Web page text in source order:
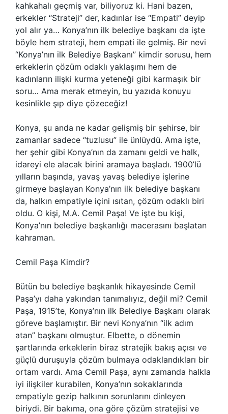
kahkahalı geçmiş var, biliyoruz ki. Hani bazen,
erkekler “Strateji” der, kadınlar ise “Empati” deyip
yol alır ya… Konya’nın ilk belediye başkanı da işte
böyle hem strateji, hem empati ile gelmiş. Bir nevi
“Konya’nın ilk Belediye Başkanı” kimdir sorusu, hem
erkeklerin çözüm odaklı yaklaşımı hem de
kadınların ilişki kurma yeteneği gibi karmaşık bir
soru… Ama merak etmeyin, bu yazıda konuyu
kesinlikle şıp diye çözeceğiz!
Konya, şu anda ne kadar gelişmiş bir şehirse, bir
zamanlar sadece “tuzlusu” ile ünlüydü. Ama işte,
her şehir gibi Konya’nın da zamanı geldi ve halk,
idareyi ele alacak birini aramaya başladı. 1900’lü
yılların başında, yavaş yavaş belediye işlerine
girmeye başlayan Konya’nın ilk belediye başkanı
da, halkın empatiyle içini ısıtan, çözüm odaklı biri
oldu. O kişi, M.A. Cemil Paşa! Ve işte bu kişi,
Konya’nın belediye başkanlığı macerasını başlatan
kahraman.
Cemil Paşa Kimdir?
Bütün bu belediye başkanlık hikayesinde Cemil
Paşa’yı daha yakından tanımalıyız, değil mi? Cemil
Paşa, 1915’te, Konya’nın ilk Belediye Başkanı olarak
göreve başlamıştır. Bir nevi Konya’nın “ilk adım
atan” başkanı olmuştur. Elbette, o dönemin
şartlarında erkeklerin biraz stratejik bakış açısı ve
güçlü duruşuyla çözüm bulmaya odaklandıkları bir
ortam vardı. Ama Cemil Paşa, aynı zamanda halkla
iyi ilişkiler kurabilen, Konya’nın sokaklarında
empatiyle gezip halkının sorunlarını dinleyen
biriydi. Bir bakıma, ona göre çözüm stratejisi ve